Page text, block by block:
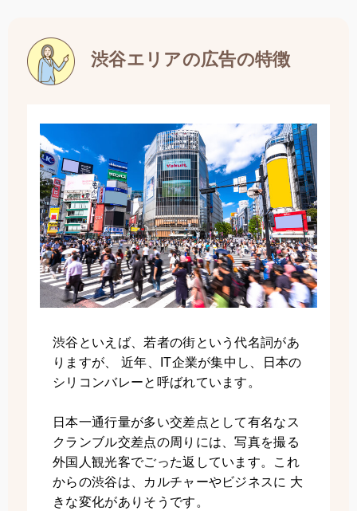
渋谷エリアの広告の特徴
渋谷といえば、若者の街という代名詞があ
りますが、 近年、IT企業が集中し、日本の
シリコンバレーと呼ばれています。
日本一通行量が多い交差点として有名なス
クランブル交差点の周りには、写真を撮る
外国人観光客でごった返しています。これ
からの渋谷は、カルチャーやビジネスに 大
きな変化がありそうです。